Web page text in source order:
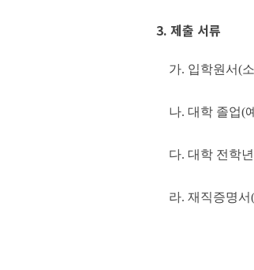
3. 제출 서류
가. 입학원서(
나. 대학 졸업(
다. 대학 전학
라. 재직증명서(